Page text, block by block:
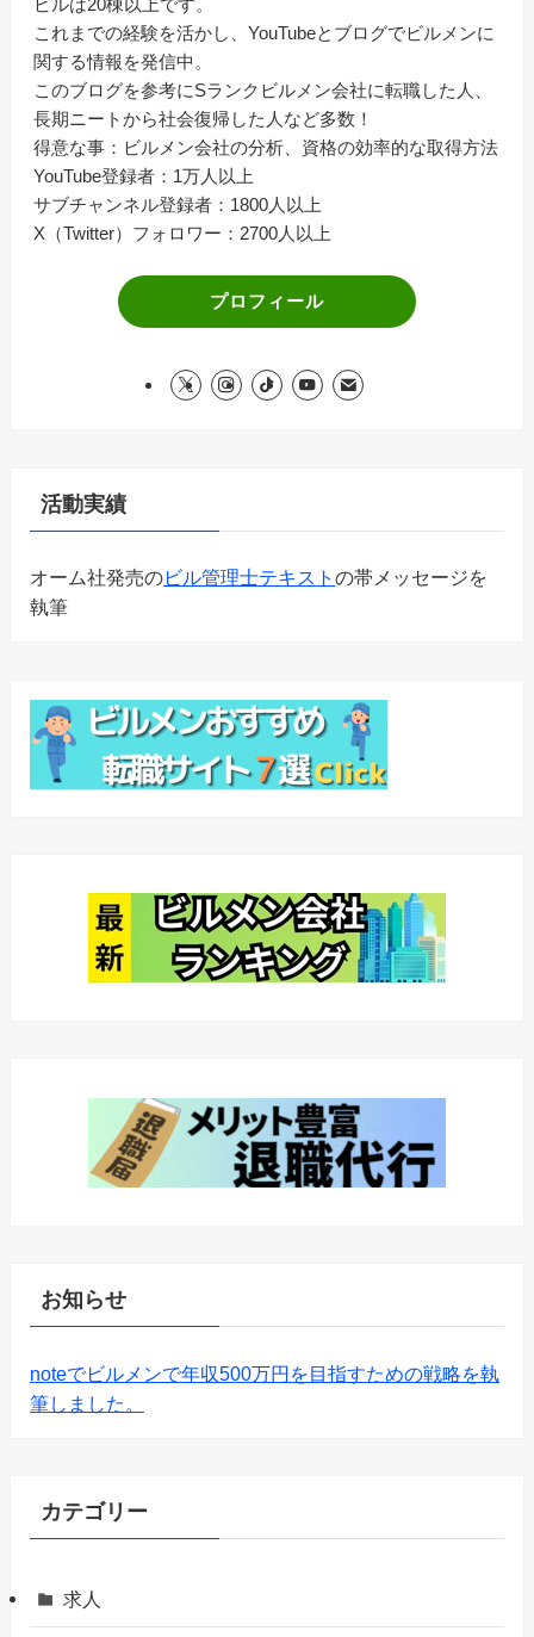
これまでの経験を活かし、YouTubeとブログでビルメンに
関する情報を発信中。
このブログを参考にSランクビルメン会社に転職した人、
長期ニートから社会復帰した人など多数！
得意な事：ビルメン会社の分析、資格の効率的な取得方法
YouTube登録者：1万人以上
サブチャンネル登録者：1800人以上
X（Twitter）フォロワー：2700人以上
プロフィール
活動実績
オーム社発売のビル管理士テキスト の帯メッセージを
執筆
お知らせ
noteでビルメンで年収500万円を目指すための戦略を執
筆しました。
カテゴリー
求人